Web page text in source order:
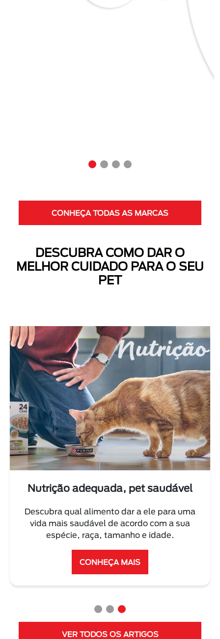
Next
CONHEÇA TODAS AS MARCAS
DESCUBRA COMO DAR O
MELHOR CUIDADO PARA O SEU
PET
Nutrição adequada, pet saudável
Descubra qual alimento dar a ele para uma
vida mais saudável de acordo com a sua
espécie, raça, tamanho e idade.
CONHEÇA MAIS
VER TODOS OS ARTIGOS